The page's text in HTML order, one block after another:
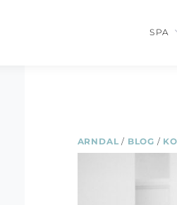
SPA
ARNDAL / BLOG /